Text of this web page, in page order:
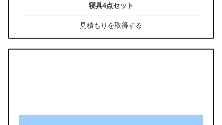
寝具4点セット
見積もりを取得する